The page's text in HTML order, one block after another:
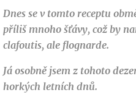
Dnes se v tomto receptu
příliš mnoho šťávy, což by
clafoutis, ale flognarde.
Já osobně jsem z tohoto
horkých letních dnů.